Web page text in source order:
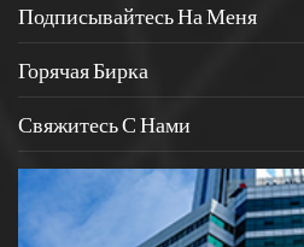
Подписывайтесь На Меня
Горячая Бирка
Свяжитесь С Нами